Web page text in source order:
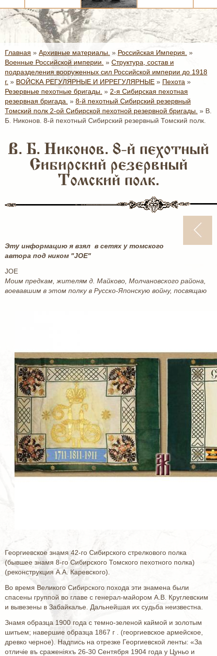
Главная » Архивные материалы. » Российская Империя. »
Военные Российской империи. » Структура, состав и
подразделения вооруженных сил Российской империи до 1918
г. » ВОЙСКА РЕГУЛЯРНЫЕ И ИРРЕГУЛЯРНЫЕ » Пехота »
Резервные пехотные бригады. » 2-я Сибирская пехотная
резервная бригада. » 8-й пехотный Сибирский резервный
Томский полк 2-ой Сибирской пехотной резервной бригады. » В.
Б. Никонов. 8-й пехотный Сибирский резервный Томский полк.
В. Б. Никонов. 8-й пехотный
Сибирский резервный
Томский полк.
Эту информацию я взял в сетях у томского
автора под ником "JOE"
JOE
Моим предкам, жителям д. Майково, Молчановского района,
воевавшим в этом полку в Русско-Японскую войну, посвящаю
Георгиевское знамя 42-го Сибирского стрелкового полка
(бывшее знамя 8-го Сибирского Томского пехотного полка)
(реконструкция А.А. Каревского).
Во время Великого Сибирского похода эти знамена были
спасены группой во главе с генерал-майором А.В. Круглевским
и вывезены в Забайкалье. Дальнейшая их судьба неизвестна.
Знамя образца 1900 года с темно-зеленой каймой и золотым
шитьем; навершие образца 1867 г . (георгиевское армейское,
древко черное). Надпись на отрезке Георгиевской ленты: «За
отличiе въ сраженiяхъ 26-30 Сентября 1904 года у Цуньо и